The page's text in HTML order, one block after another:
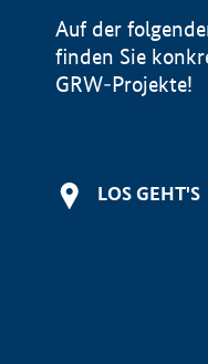
Auf der
finden Sie
GRW-Projekte!
LOS GEHT'S